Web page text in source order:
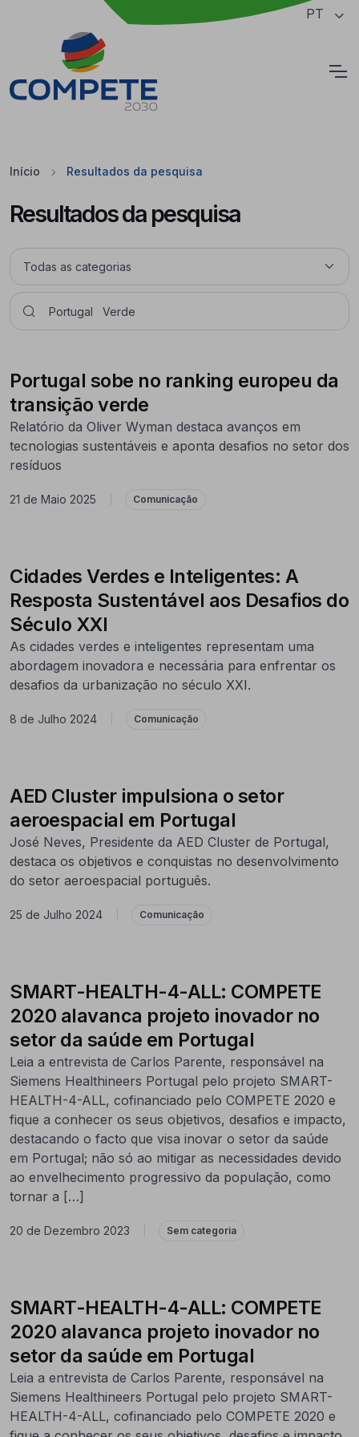
Saltar para o conteúdo principal da página PT
Início Resultados da pesquisa
Resultados da pesquisa
Portugal sobe no ranking europeu da
transição verde
Relatório da Oliver Wyman destaca avanços em
tecnologias sustentáveis e aponta desafios no setor dos
resíduos
21 de Maio 2025 Comunicação
Cidades Verdes e Inteligentes: A
Resposta Sustentável aos Desafios do
Século XXI
As cidades verdes e inteligentes representam uma
abordagem inovadora e necessária para enfrentar os
desafios da urbanização no século XXI.
8 de Julho 2024 Comunicação
AED Cluster impulsiona o setor
aeroespacial em Portugal
José Neves, Presidente da AED Cluster de Portugal,
destaca os objetivos e conquistas no desenvolvimento
do setor aeroespacial português.
25 de Julho 2024 Comunicação
SMART-HEALTH-4-ALL: COMPETE
2020 alavanca projeto inovador no
setor da saúde em Portugal
Leia a entrevista de Carlos Parente, responsável na
Siemens Healthineers Portugal pelo projeto SMART-
HEALTH-4-ALL, cofinanciado pelo COMPETE 2020 e
fique a conhecer os seus objetivos, desafios e impacto,
destacando o facto que visa inovar o setor da saúde
em Portugal; não só ao mitigar as necessidades devido
ao envelhecimento progressivo da população, como
tornar a […]
20 de Dezembro 2023 Sem categoria
SMART-HEALTH-4-ALL: COMPETE
2020 alavanca projeto inovador no
setor da saúde em Portugal
Leia a entrevista de Carlos Parente, responsável na
Siemens Healthineers Portugal pelo projeto SMART-
HEALTH-4-ALL, cofinanciado pelo COMPETE 2020 e